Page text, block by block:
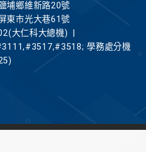
埔鄉維新路20號
東市光大巷61號
大仁科大總機)
學務處分機